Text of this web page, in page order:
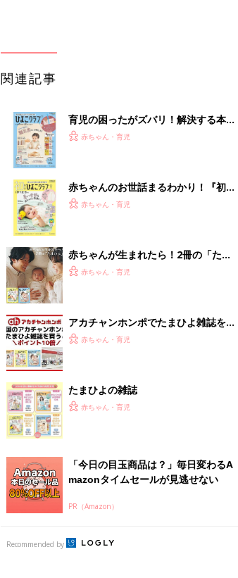
関連記事
育児の困ったがズバリ！解決する本
『ひよこクラブ 秋号』 4カ月～2才
赤ちゃん・育児
赤ちゃんのお世話まるわかり！『初め
てのひよこクラブ 夏号』〈巻頭大特
赤ちゃん・育児
赤ちゃんが生まれたら！2冊の「たま
ひよ」
赤ちゃん・育児
アカチャンホンポでたまひよ雑誌を買
うとポイント10倍【期間限定】
赤ちゃん・育児
たまひよの雑誌
赤ちゃん・育児
「今日の目玉商品は？」毎日変わるA
mazonタイムセールが見逃せない
PR（Amazon）
Recommended by